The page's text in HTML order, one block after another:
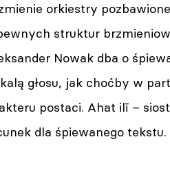
orkiestry
struktur
Nowak dba o
głosu, jak choćby w
postaci. Ahat ilī –
dla śpiewanego tekstu.